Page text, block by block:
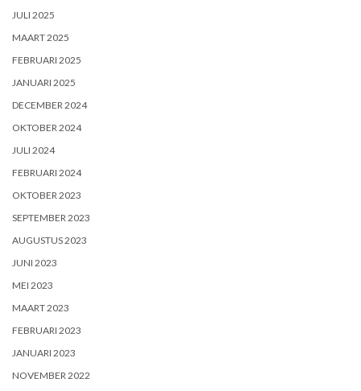
JULI 2025
MAART 2025
FEBRUARI 2025
JANUARI 2025
DECEMBER 2024
OKTOBER 2024
JULI 2024
FEBRUARI 2024
OKTOBER 2023
SEPTEMBER 2023
AUGUSTUS 2023
JUNI 2023
MEI 2023
MAART 2023
FEBRUARI 2023
JANUARI 2023
NOVEMBER 2022